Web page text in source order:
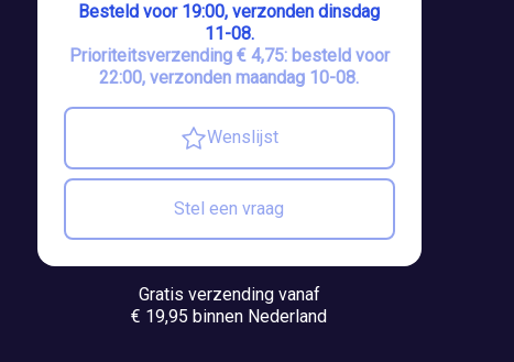
Besteld voor 19:00, verzonden dinsdag
11-08.
Prioriteitsverzending € 4,75: besteld voor
22:00, verzonden maandag 10-08.
Wenslijst
Stel een vraag
Gratis verzending vanaf
€ 19,95 binnen Nederland